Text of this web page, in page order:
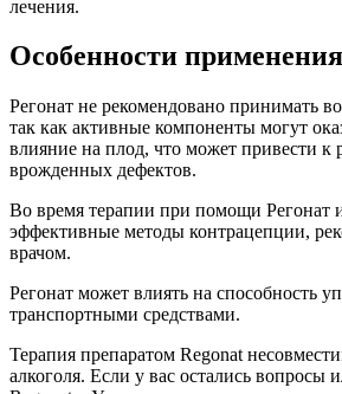
лечения.
Особенности
Регонат не рекомендовано принимать
так как активные компоненты могут
влияние на плод, что может привести к
врожденных дефектов.
Во время терапии при помощи Регонат
эффективные методы контрацепции,
врачом.
Регонат может влиять на способность
транспортными средствами.
Терапия препаратом Regonat
алкоголя. Если у вас остались вопросы